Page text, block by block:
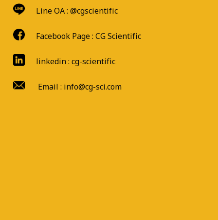
Line OA : @cgscientific
Facebook Page : CG Scientific
linkedin : cg-scientific
Email : info@cg-sci.com